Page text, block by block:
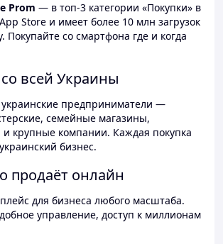
Prom — в топ-3 категории «Покупки» в
Store и имеет более 10 млн загрузок
Покупайте со смартфона где и когда
всей Украины
предприниматели —
семейные магазины,
и крупные компании. Каждая покупка
бизнес.
продаёт онлайн
для бизнеса любого масштаба.
управление, доступ к миллионам